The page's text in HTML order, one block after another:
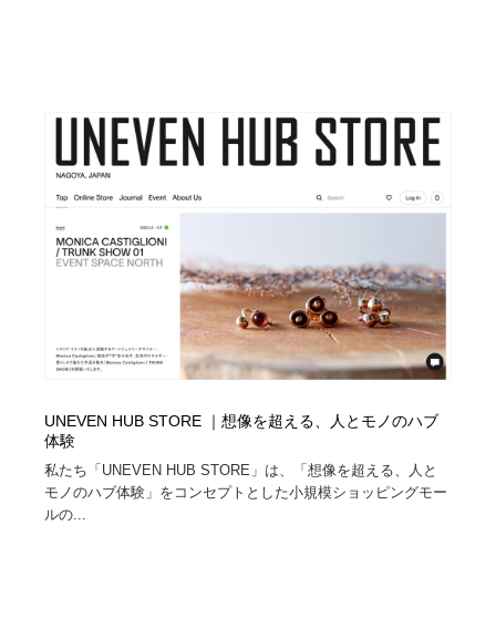
UNEVEN HUB STORE ｜想像を超える、人とモノのハブ
体験
私たち「UNEVEN HUB STORE」は、「想像を超える、人と
モノのハブ体験」をコンセプトとした小規模ショッピングモー
ルの...